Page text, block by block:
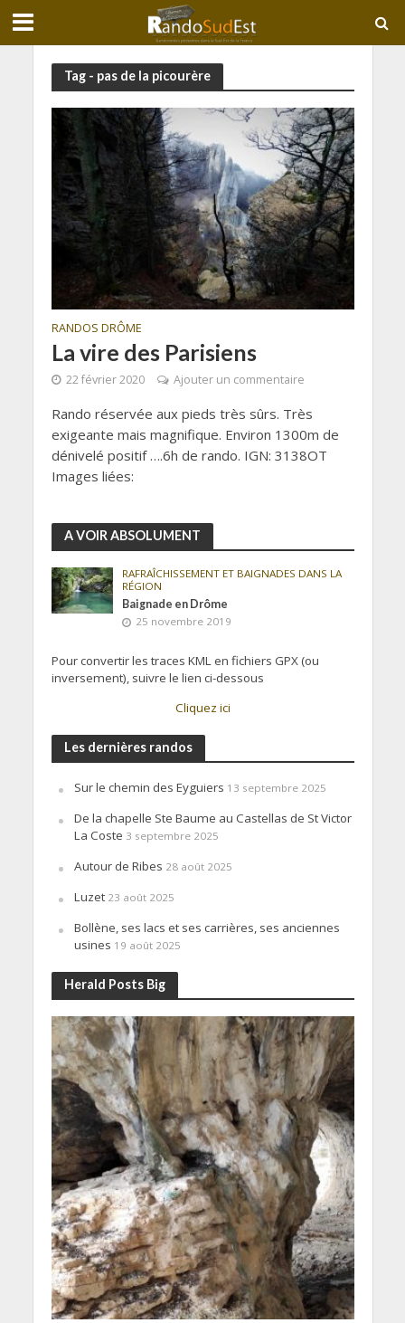
Tag - pas de la picourère
RANDOS DRÔME
La vire des Parisiens
22 février 2020 Ajouter un commentaire
Rando réservée aux pieds très sûrs. Très
exigeante mais magnifique. Environ 1300m de
dénivelé positif ….6h de rando. IGN: 3138OT
Images liées:
A VOIR ABSOLUMENT
RAFRAÎCHISSEMENT ET BAIGNADES DANS LA
RÉGION
Baignade en Drôme
25 novembre 2019
Pour convertir les traces KML en fichiers GPX (ou
inversement), suivre le lien ci-dessous
Cliquez ici
Les dernières randos
Sur le chemin des Eyguiers 13 septembre 2025
De la chapelle Ste Baume au Castellas de St Victor
La Coste 3 septembre 2025
Autour de Ribes 28 août 2025
Luzet 23 août 2025
Bollène, ses lacs et ses carrières, ses anciennes
usines 19 août 2025
Herald Posts Big